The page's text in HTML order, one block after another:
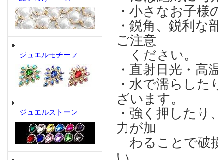
ジュエルモチーフ
ジュエルストーン
・小さなお子
・鋭角、鋭利
ご注意
ください。
・直射日光・高
・水で濡らし
ざいます。
・強く押した
力が加
わることで破
い。